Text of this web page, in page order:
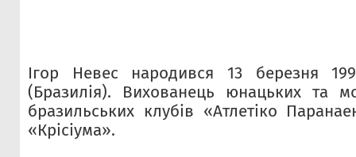
Ігор Невес народився 13 березня
(Бразилія). Вихованець юнацьких та
бразильських клубів «Атлетіко
«Крісіума».